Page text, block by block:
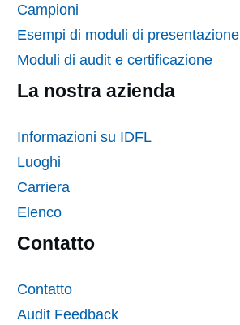
Campioni
Esempi di moduli di presentazione
Moduli di audit e certificazione
La nostra azienda
Informazioni su IDFL
Luoghi
Carriera
Elenco
Contatto
Contatto
Audit Feedback